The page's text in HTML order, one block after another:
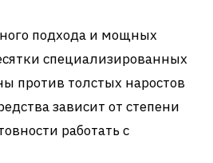
подхода и мощных
специализированных
против толстых наростов
зависит от степени
работать с